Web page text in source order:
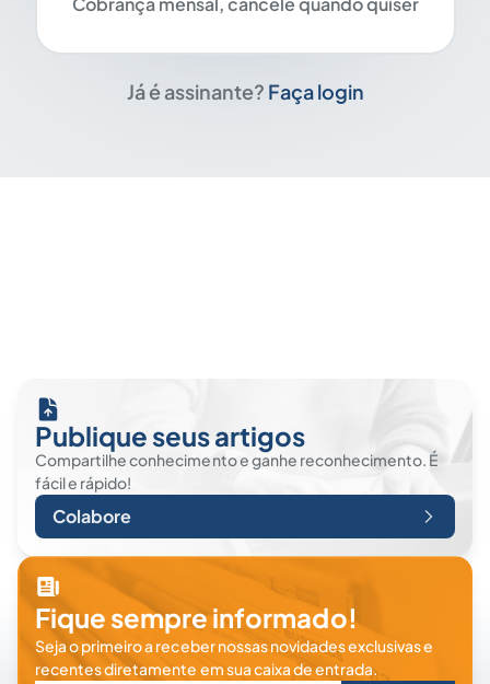
Já é assinante? Faça login
Publique seus artigos
Compartilhe conhecimento e ganhe reconhecimento. É
fácil e rápido!
Colabore
Fique sempre informado!
Seja o primeiro a receber nossas novidades exclusivas e
recentes diretamente em sua caixa de entrada.